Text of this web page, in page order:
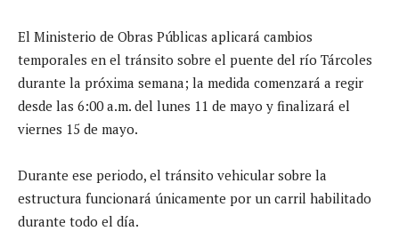
El Ministerio de Obras Públicas aplicará cambios
temporales en el tránsito sobre el puente del río Tárcoles
durante la próxima semana; la medida comenzará a regir
desde las 6:00 a.m. del lunes 11 de mayo y finalizará el
viernes 15 de mayo.
Durante ese periodo, el tránsito vehicular sobre la
estructura funcionará únicamente por un carril habilitado
durante todo el día.